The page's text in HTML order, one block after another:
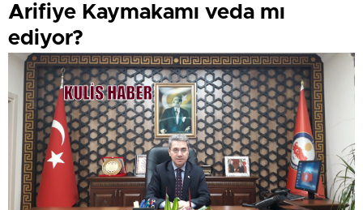
Arifiye Kaymakamı veda mı
ediyor?